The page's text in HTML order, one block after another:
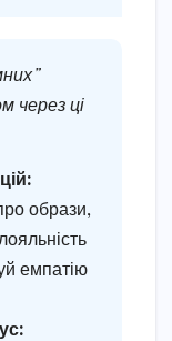
через ці
образи,
емпатію